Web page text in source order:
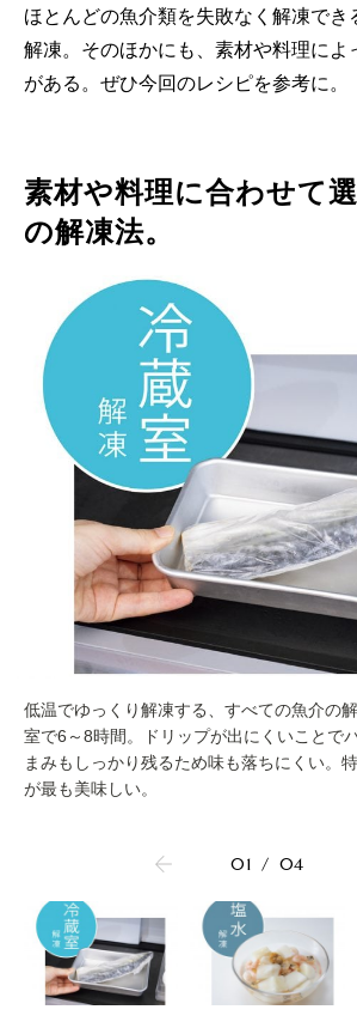
ほとんどの魚介類を失敗なく解凍でき
解凍。そのほかにも、素材や料理によ
がある。ぜひ今回のレシピを参考に。
素材や料理に合わせて
の解凍法。
低温でゆっくり解凍する、すべての魚介の
室で6～8時間。ドリップが出にくいことで
まみもしっかり残るため味も落ちにくい。
が最も美味しい。
01 / 04